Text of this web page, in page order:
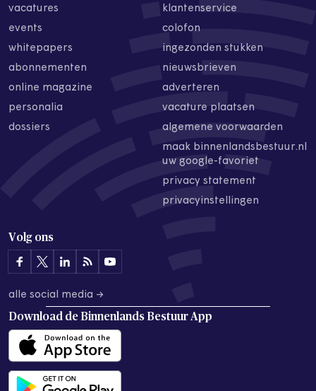
vacatures
events
whitepapers
abonnementen
online magazine
personalia
dossiers
klantenservice
colofon
ingezonden stukken
nieuwsbrieven
adverteren
vacature plaatsen
algemene voorwaarden
maak binnenlandsbestuur.nl
uw google-favoriet
privacy statement
privacyinstellingen
Volg ons
alle social media →
Download de Binnenlands Bestuur App